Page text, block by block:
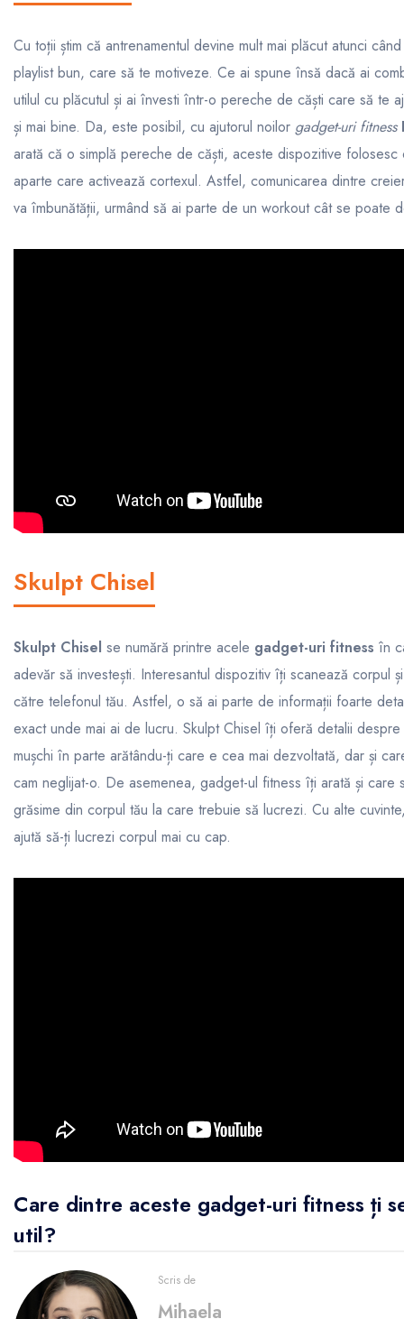
Cu toții știm că antrenamentul devine mult mai plăcut atunci
playlist bun, care să te motiveze. Ce ai spune însă dacă ai
utilul cu plăcutul și ai învesti într-o pereche de căști care să te
și mai bine. Da, este posibil, cu ajutorul noilor gadget-uri fitness
arată că o simplă pereche de căști, aceste dispozitive
aparte care activează cortexul. Astfel, comunicarea dintre
va îmbunătății, urmând să ai parte de un workout cât se poate
Skulpt Chisel
Skulpt Chisel se numără printre acele gadget-uri fitness în
adevăr să investești. Interesantul dispozitiv îți scanează corpul
către telefonul tău. Astfel, o să ai parte de informații foarte
exact unde mai ai de lucru. Skulpt Chisel îți oferă detalii
mușchi în parte arătându-ți care e cea mai dezvoltată, dar și
cam neglijat-o. De asemenea, gadget-ul fitness îți arată și care
grăsime din corpul tău la care trebuie să lucrezi. Cu alte
ajută să-ți lucrezi corpul mai cu cap.
Care dintre aceste gadget-uri fitness ți
util?
Scris de
Mihaela